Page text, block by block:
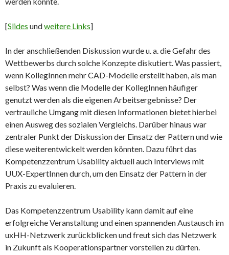
[Slides undweitere Links]
In der anschließenden Diskussion wurde u. a. die Gefahr des
Wettbewerbs durch solche Konzepte diskutiert. Was passiert,
wenn KollegInnen mehr CAD-Modelle erstellt haben, als man
selbst? Was wenn die Modelle der KollegInnen häufiger
genutzt werden als die eigenen Arbeitsergebnisse? Der
vertrauliche Umgang mit diesen Informationen bietet hierbei
einen Ausweg des sozialen Vergleichs. Darüber hinaus war
zentraler Punkt der Diskussion der Einsatz der Pattern und wie
diese weiterentwickelt werden könnten. Dazu führt das
Kompetenzzentrum Usability aktuell auch Interviews mit
UUX-ExpertInnen durch, um den Einsatz der Pattern in der
Praxis zu evaluieren.
Das Kompetenzzentrum Usability kann damit auf eine
erfolgreiche Veranstaltung und einen spannenden Austausch im
uxHH-Netzwerk zurückblicken und freut sich das Netzwerk
in Zukunft als Kooperationspartner vorstellen zu dürfen.